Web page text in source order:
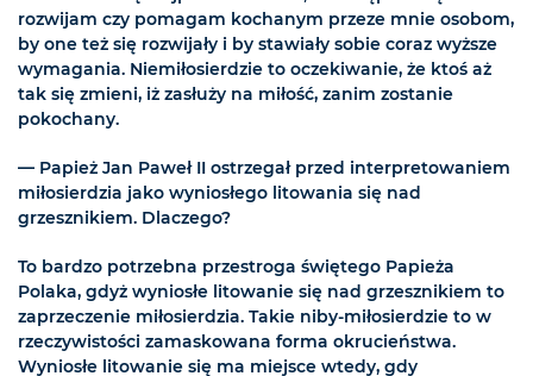
rozwijam czy pomagam kochanym przeze mnie osobom,
by one też się rozwijały i by stawiały sobie coraz wyższe
wymagania. Niemiłosierdzie to oczekiwanie, że ktoś aż
tak się zmieni, iż zasłuży na miłość, zanim zostanie
pokochany.
— Papież Jan Paweł II ostrzegał przed interpretowaniem
miłosierdzia jako wyniosłego litowania się nad
grzesznikiem. Dlaczego?
To bardzo potrzebna przestroga świętego Papieża
Polaka, gdyż wyniosłe litowanie się nad grzesznikiem to
zaprzeczenie miłosierdzia. Takie niby-miłosierdzie to w
rzeczywistości zamaskowana forma okrucieństwa.
Wyniosłe litowanie się ma miejsce wtedy, gdy